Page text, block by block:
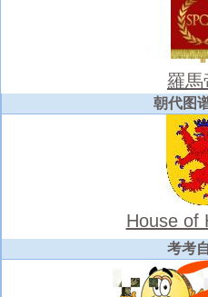
羅馬
朝代图
House of
考考